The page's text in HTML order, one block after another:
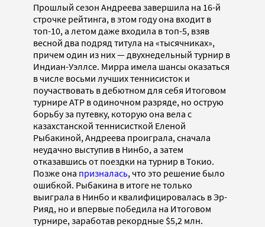
Прошлый сезон Андреева завершила на 16-й
строчке рейтинга, в этом году она входит в
топ-10, а летом даже входила в топ-5, взяв
весной два подряд титула на «тысячниках»,
причем один из них — двухнедельный турнир в
Индиан-Уэллсе. Мирра имела шансы оказаться
в числе восьми лучших теннисисток и
поучаствовать в дебютном для себя Итоговом
турнире ATP в одиночном разряде, но острую
борьбу за путевку, которую она вела с
казахстанской теннисисткой Еленой
Рыбакиной, Андреева проиграла, сначала
неудачно выступив в Нинбо, а затем
отказавшись от поездки на турнир в Токио.
Позже она призналась, что это решение было
ошибкой. Рыбакина в итоге не только
выиграла в Нинбо и квалифицировалась в Эр-
Рияд, но и впервые победила на Итоговом
турнире, заработав рекордные $5,2 млн.